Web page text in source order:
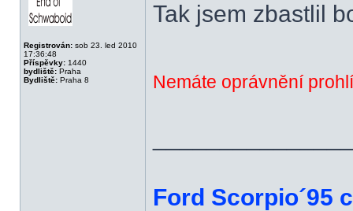
Registrován: sob 23. led 2010
17:36:48
Příspěvky: 1440
bydliště: Praha
Bydliště: Praha 8
Tak jsem zbastlil
Nemáte oprávnění
Ford Scorpio´95